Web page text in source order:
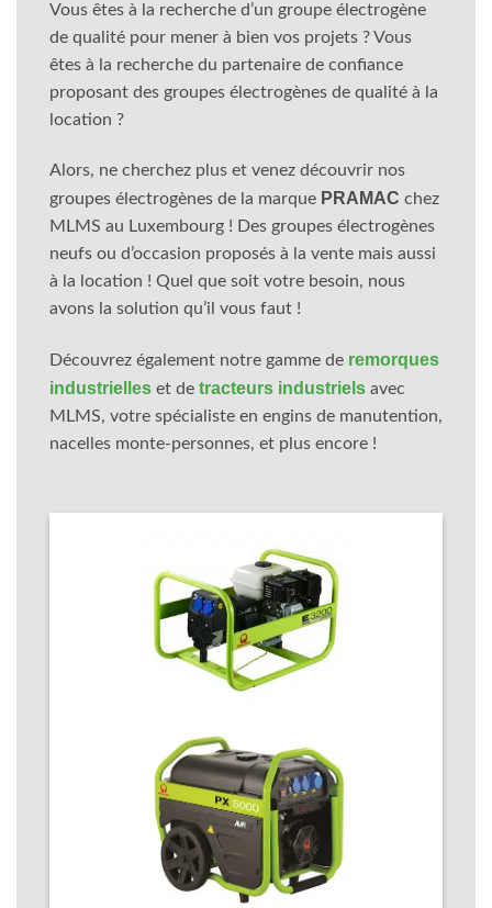
Vous êtes à la recherche d’un groupe électrogène
de qualité pour mener à bien vos projets ? Vous
êtes à la recherche du partenaire de confiance
proposant des groupes électrogènes de qualité à la
location ?
Alors, ne cherchez plus et venez découvrir nos
groupes électrogènes de la marque PRAMAC chez
MLMS au Luxembourg ! Des groupes électrogènes
neufs ou d’occasion proposés à la vente mais aussi
à la location ! Quel que soit votre besoin, nous
avons la solution qu’il vous faut !
Découvrez également notre gamme de remorques
industrielles et de tracteurs industriels avec
MLMS, votre spécialiste en engins de manutention,
nacelles monte-personnes, et plus encore !